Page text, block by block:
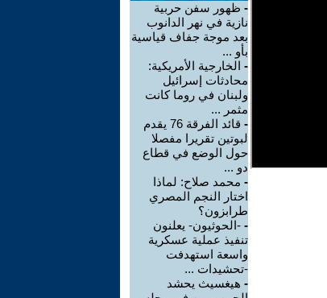
- ظهور سفن حربية
نازية في نهر الدانوب
بعد موجة جفاف قياسية
بأو ...
- الخارجية الأمريكية:
محادثات إسرائيل
ولبنان في روما كانت
مثمر ...
-
قائد الفرقة 76 يقدم
لبوتين تقريرا مفصلا
حول الوضع في قطاع
دو ...
- محمد صلاح: لماذا
اختار النجم المصري
طرابزون؟
- -الحوثيون- يعلنون
تنفيذ عملية عسكرية
واسعة استهدفت
-تحشيدات ...
- هيغسيث يحشد